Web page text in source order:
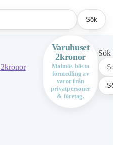
Sök
Varuhuset
2kronor
Malmös bästa
förmedling av
varor från
privatpersoner
& företag.
Sök